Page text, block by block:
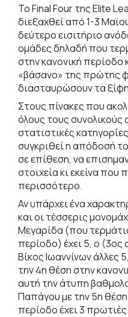
Το Final Four της Elite
διεξαχθεί από 1-3
δεύτερο εισιτήριο
ομάδες δηλαδή που
στην κανονική
«βάσανο» της πρώτης
διασταυρώσουν τα
Στους πίνακες που
όλους τους συνολικούς
στατιστικές
συγκριθεί η απόδοσή
σε επίθεση, να
στοιχεία κι εκείνα
περισσότερο.
Αν υπάρχει ένα
και οι τέσσερις
Μεγαρίδα (που
περίοδο) έχει 5, ο (3ος
Βίκος Ιωαννίνων
την 4η θέση στην
αυτή την άτυπη
Παπάγου με την 5η θέση
περίοδο έχει 3 πρωτιές.